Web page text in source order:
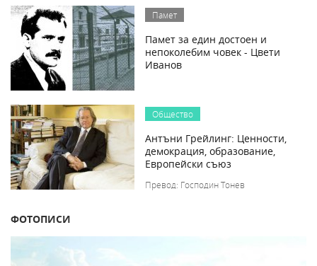
Памет
Памет за един достоен и
непоколебим човек - Цвети
Иванов
Общество
Антъни Грейлинг: Ценности,
демокрация, образование,
Европейски съюз
Превод: Господин Тонев
ФОТОПИСИ